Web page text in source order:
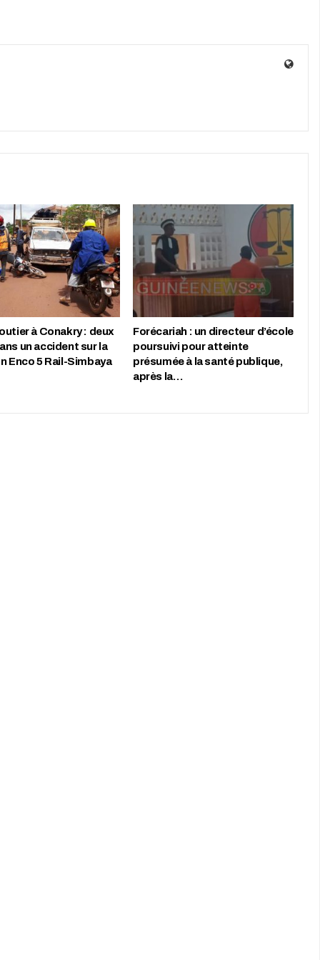
à Conakry : deux
un accident sur la
Enco 5 Rail-Simbaya
Forécariah : un directeur d’école
poursuivi pour atteinte
présumée à la santé publique,
après la…